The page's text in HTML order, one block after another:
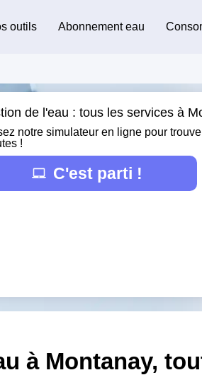
outils Abonnement eau
de l'eau : tous les services à
notre simulateur en ligne pour
!
C'est parti !
à Montanay,